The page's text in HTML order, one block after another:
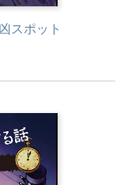
スポット